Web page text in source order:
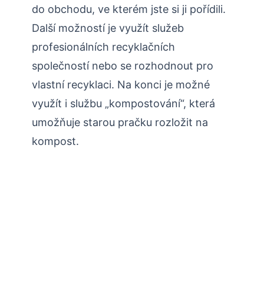
do obchodu, ve kterém jste si ji pořídili.
Další možností je využít služeb
profesionálních recyklačních
společností nebo se rozhodnout pro
vlastní recyklaci. Na konci je možné
využít i službu „kompostování“, která
umožňuje starou pračku rozložit na
kompost.